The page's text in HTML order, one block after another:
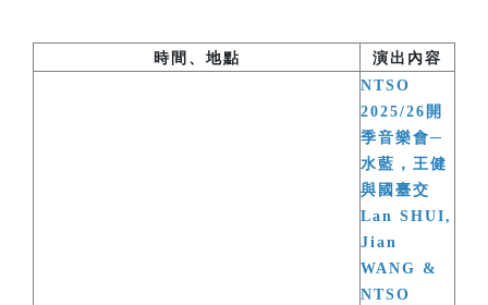
時間、地點 演出內容
NTSO
2025/26開
季音樂會─
水藍，王健
與國臺交
Lan SHUI,
Jian
WANG &
NTSO